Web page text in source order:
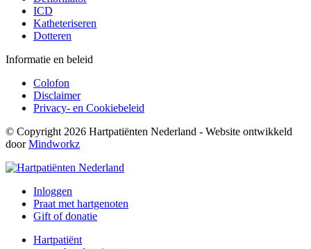
ICD
Katheteriseren
Dotteren
Informatie en beleid
Colofon
Disclaimer
Privacy- en Cookiebeleid
© Copyright 2026 Hartpatiënten Nederland - Website ontwikkeld
doorMindworkz
Inloggen
Praat met hartgenoten
Gift of donatie
Hartpatiënt